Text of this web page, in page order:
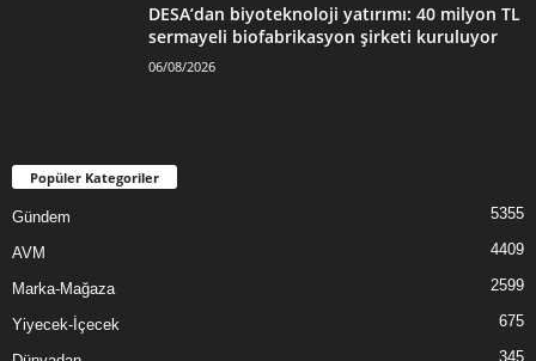
DESA’dan biyoteknoloji yatırımı: 40 milyon TL
sermayeli biofabrikasyon şirketi kuruluyor
06/08/2026
Popüler Kategoriler
Gündem 5355
AVM 4409
Marka-Mağaza 2599
Yiyecek-İçecek 675
345